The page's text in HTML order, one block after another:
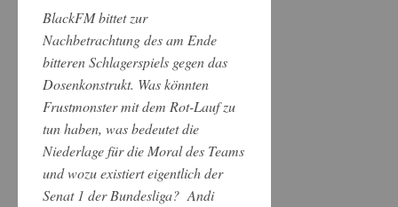
BlackFM bittet zur
Nachbetrachtung des am Ende
bitteren Schlagerspiels gegen das
Dosenkonstrukt. Was könnten
Frustmonster mit dem Rot-Lauf zu
tun haben, was bedeutet die
Niederlage für die Moral des Teams
und wozu existiert eigentlich der
Senat 1 der Bundesliga? Andi